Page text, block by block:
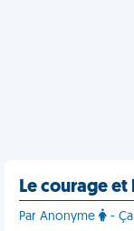
Le courage
Par Anonyme -